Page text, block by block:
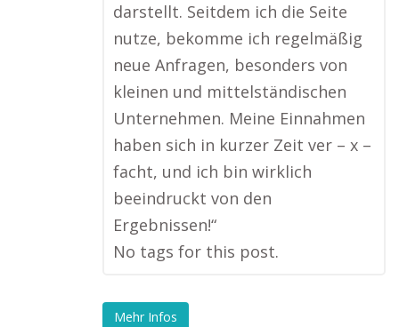
darstellt. Seitdem ich die Seite
nutze, bekomme ich regelmäßig
neue Anfragen, besonders von
kleinen und mittelständischen
Unternehmen. Meine Einnahmen
haben sich in kurzer Zeit ver – x –
facht, und ich bin wirklich
beeindruckt von den
Ergebnissen!“
No tags for this post.
Mehr Infos